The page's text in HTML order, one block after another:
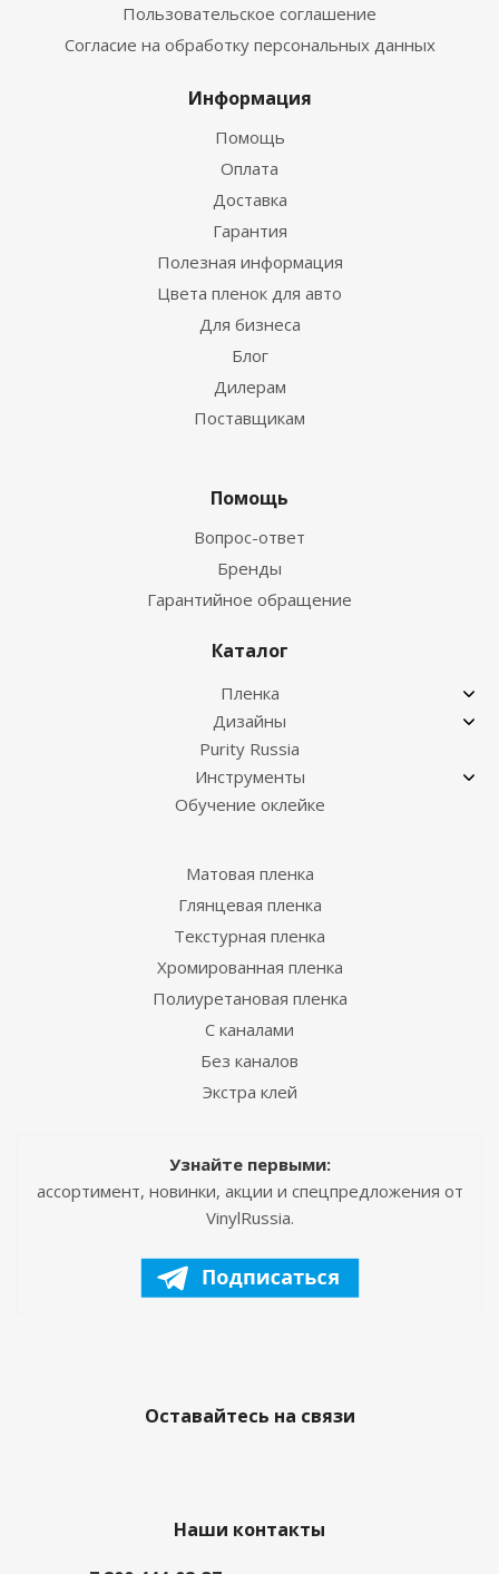
Пользовательское соглашение
Согласие на обработку персональных данных
Информация
Помощь
Оплата
Доставка
Гарантия
Полезная информация
Цвета пленок для авто
Для бизнеса
Блог
Дилерам
Поставщикам
Помощь
Вопрос-ответ
Бренды
Гарантийное обращение
Каталог
Пленка
Дизайны
Purity Russia
Инструменты
Обучение оклейке
Матовая пленка
Глянцевая пленка
Текстурная пленка
Хромированная пленка
Полиуретановая пленка
С каналами
Без каналов
Экстра клей
Узнайте первыми:
ассортимент, новинки, акции и спецпредложения от
VinylRussia.
Оставайтесь на связи
Наши контакты